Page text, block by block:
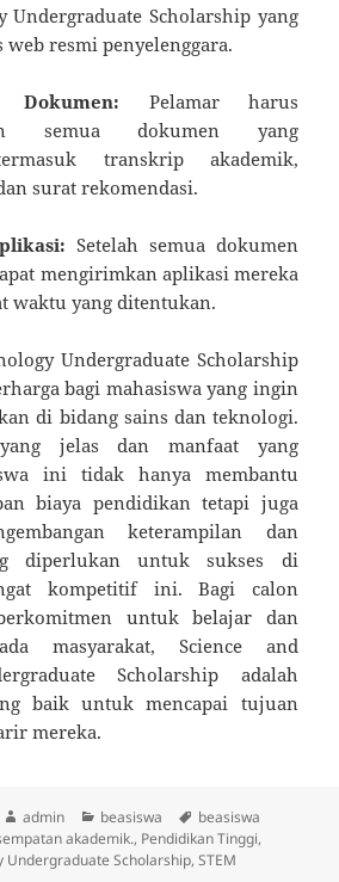
Undergraduate Scholarship yang
web resmi penyelenggara.
Dokumen: Pelamar harus
semua dokumen yang
transkrip akademik,
surat rekomendasi.
Setelah semua dokumen
mengirimkan aplikasi mereka
waktu yang ditentukan.
Undergraduate Scholarship
bagi mahasiswa yang ingin
di bidang sains dan teknologi.
jelas dan manfaat yang
ini tidak hanya membantu
biaya pendidikan tetapi juga
keterampilan dan
diperlukan untuk sukses di
kompetitif ini. Bagi calon
untuk belajar dan
masyarakat, Science and
Scholarship adalah
baik untuk mencapai tujuan
mereka.
Author
admin Categories
beasiswa Tags
beasiswa
akademik., Pendidikan Tinggi,
Undergraduate Scholarship,STEM